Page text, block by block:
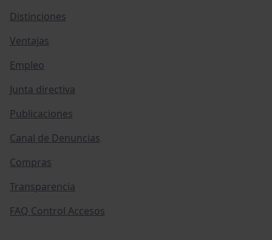
Distinciones
Ventajas
Empleo
Junta directiva
Publicaciones
Canal de Denuncias
Compras
Transparencia
FAQ Control Accesos